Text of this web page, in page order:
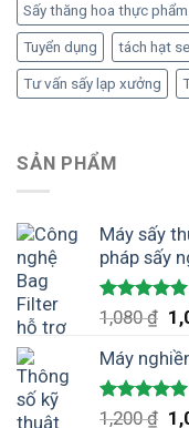
Sấy thăng hoa thực phẩm
Tuyển dụng tách hạt
Tư vấn sấy lạp xưởng
SẢN PHẨM
Máy sấy
pháp sấy
Được xếp
hạng
5.00
5 sao
1,080₫
là:
Máy
Được xếp
1,200₫